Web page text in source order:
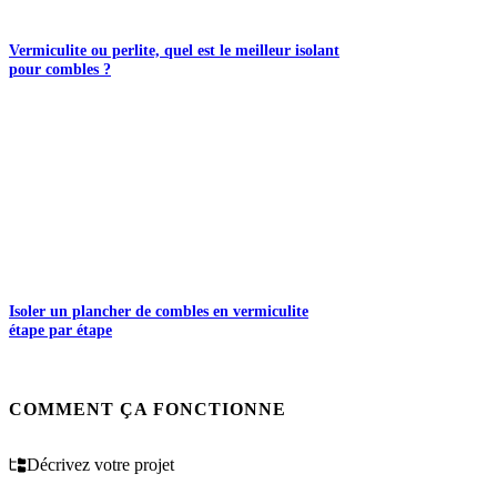
Vermiculite ou perlite, quel est le meilleur isolant
pour combles ?
Isoler un plancher de combles en vermiculite
étape par étape
COMMENT ÇA FONCTIONNE
Décrivez votre projet